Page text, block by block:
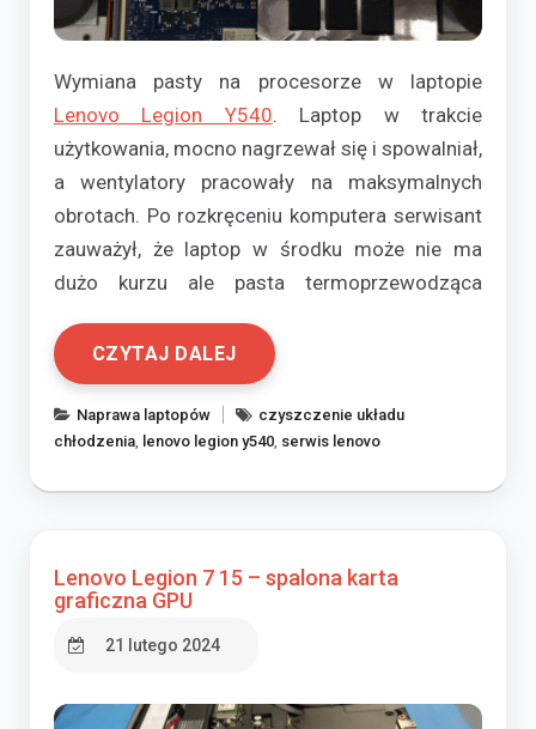
Wymiana pasty na procesorze w laptopie
Lenovo Legion Y540. Laptop w trakcie
użytkowania, mocno nagrzewał się i spowalniał,
a wentylatory pracowały na maksymalnych
obrotach. Po rozkręceniu komputera serwisant
zauważył, że laptop w środku może nie ma
dużo kurzu ale pasta termoprzewodząca
CZYTAJ DALEJ
Naprawa laptopów
czyszczenie układu
chłodzenia, lenovo legion y540, serwis lenovo
Lenovo Legion 7 15 – spalona karta
graficzna GPU
21 lutego 2024